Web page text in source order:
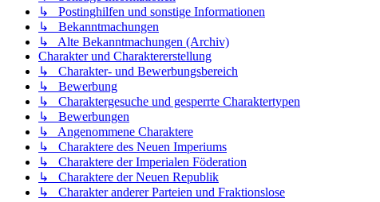
↳ Postinghilfen und sonstige Informationen
↳ Bekanntmachungen
↳ Alte Bekanntmachungen (Archiv)
Charakter und Charaktererstellung
↳ Charakter- und Bewerbungsbereich
↳ Bewerbung
↳ Charaktergesuche und gesperrte Charaktertypen
↳ Bewerbungen
↳ Angenommene Charaktere
↳ Charaktere des Neuen Imperiums
↳ Charaktere der Imperialen Föderation
↳ Charaktere der Neuen Republik
↳ Charakter anderer Parteien und Fraktionslose